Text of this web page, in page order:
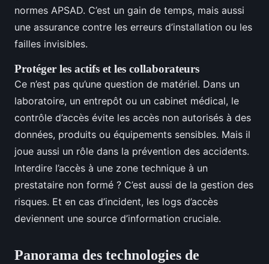
normes APSAD. C’est un gain de temps, mais aussi
une assurance contre les erreurs d’installation ou les
failles invisibles.
Protéger les actifs et les collaborateurs
Ce n’est pas qu’une question de matériel. Dans un
laboratoire, un entrepôt ou un cabinet médical, le
contrôle d’accès évite les accès non autorisés à des
données, produits ou équipements sensibles. Mais il
joue aussi un rôle dans la prévention des accidents.
Interdire l’accès à une zone technique à un
prestataire non formé ? C’est aussi de la gestion des
risques. Et en cas d’incident, les logs d’accès
deviennent une source d’information cruciale.
Panorama des technologies de